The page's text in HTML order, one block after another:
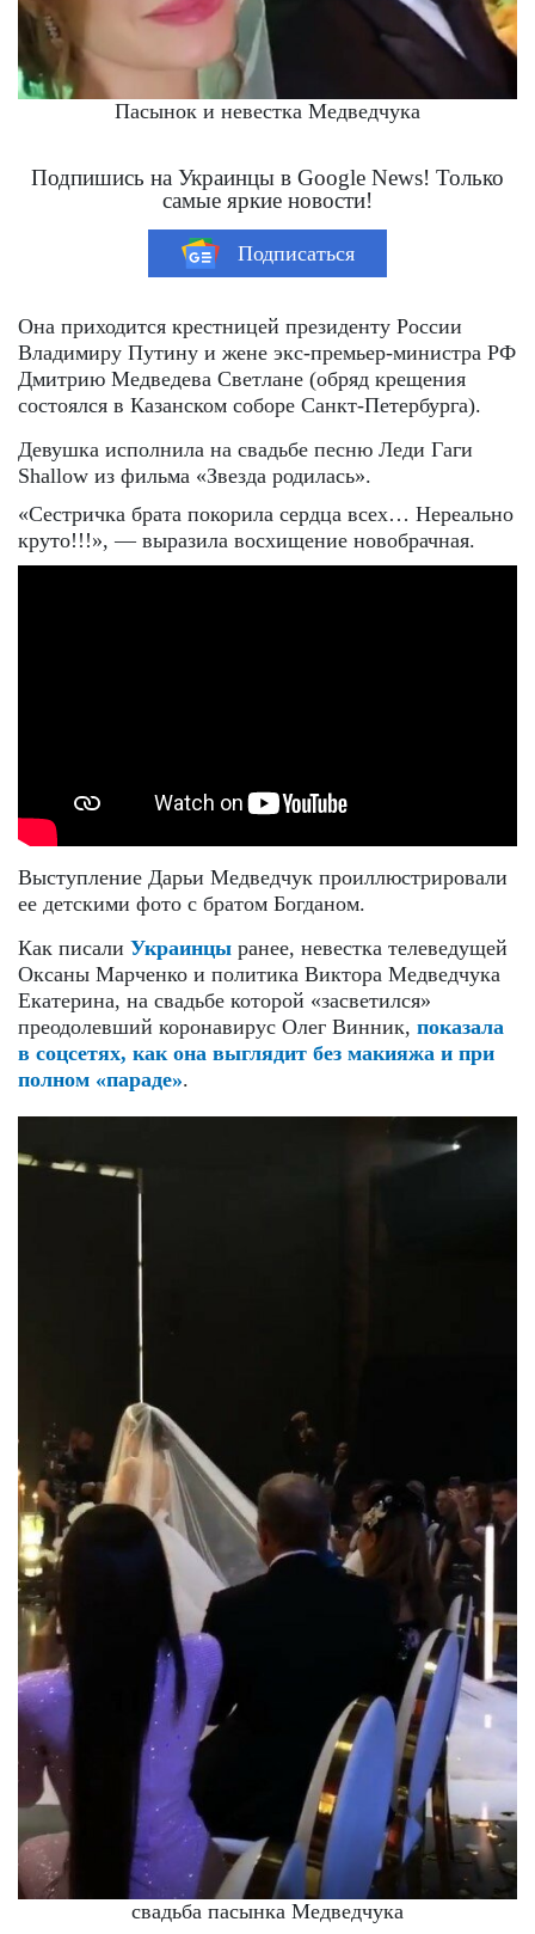
Пасынок и невестка Медведчука
Подпишись на Украинцы в Google News! Только
самые яркие новости!
Подписаться
Она приходится крестницей президенту России
Владимиру Путину и жене экс-премьер-министра РФ
Дмитрию Медведева Светлане (обряд крещения
состоялся в Казанском соборе Санкт-Петербурга).
Девушка исполнила на свадьбе песню Леди Гаги
Shallow из фильма «Звезда родилась».
«Сестричка брата покорила сердца всех… Нереально
круто!!!», — выразила восхищение новобрачная.
Выступление Дарьи Медведчук проиллюстрировали
ее детскими фото с братом Богданом.
Как писали Украинцы ранее, невестка телеведущей
Оксаны Марченко и политика Виктора Медведчука
Екатерина, на свадьбе которой «засветился»
преодолевший коронавирус Олег Винник, показала
в соцсетях, как она выглядит без макияжа и при
полном «параде».
свадьба пасынка Медведчука